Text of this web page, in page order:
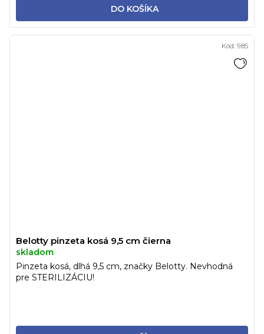
DO KOŠÍKA
Belotty pinzeta kosá 9,5 cm čierna
skladom
Pinzeta kosá, dlhá 9,5 cm, značky Belotty. Nevhodná
pre STERILIZÁCIU!
Kód: 985